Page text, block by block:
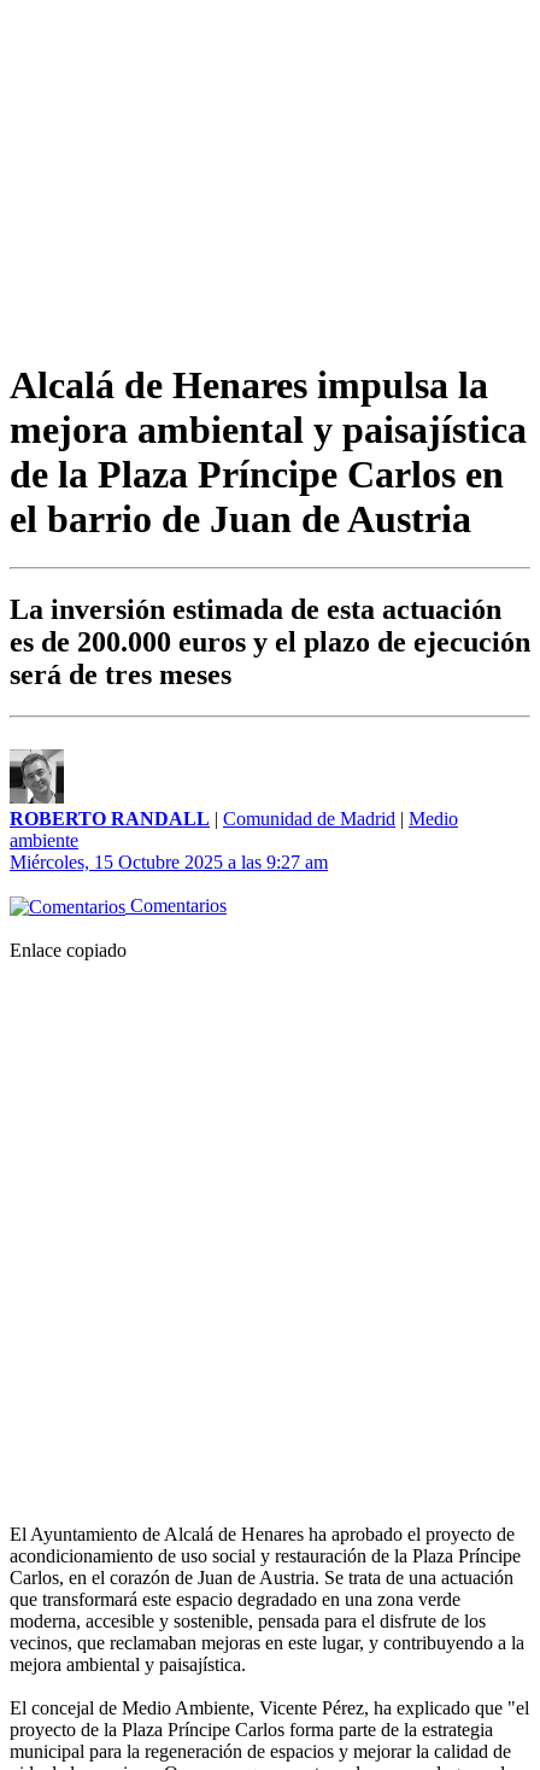
Alcalá de Henares impulsa la
mejora ambiental y paisajística
de la Plaza Príncipe Carlos en
el barrio de Juan de Austria
La inversión estimada de esta actuación
es de 200.000 euros y el plazo de ejecución
será de tres meses
ROBERTO RANDALL | Comunidad de Madrid | Medio
ambiente
Miércoles, 15 Octubre 2025 a las 9:27 am
Comentarios
Enlace copiado
El Ayuntamiento de Alcalá de Henares ha aprobado el proyecto de
acondicionamiento de uso social y restauración de la Plaza Príncipe
Carlos, en el corazón de Juan de Austria. Se trata de una actuación
que transformará este espacio degradado en una zona verde
moderna, accesible y sostenible, pensada para el disfrute de los
vecinos, que reclamaban mejoras en este lugar, y contribuyendo a la
mejora ambiental y paisajística.
El concejal de Medio Ambiente, Vicente Pérez, ha explicado que "el
proyecto de la Plaza Príncipe Carlos forma parte de la estrategia
municipal para la regeneración de espacios y mejorar la calidad de